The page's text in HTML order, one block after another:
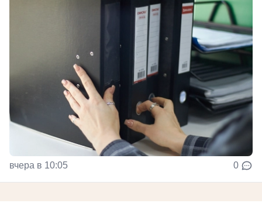
вчера в 10:05 0